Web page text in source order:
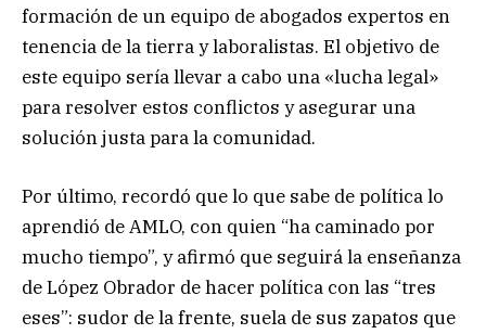
formación de un equipo de abogados expertos en
tenencia de la tierra y laboralistas. El objetivo de
este equipo sería llevar a cabo una «lucha legal»
para resolver estos conflictos y asegurar una
solución justa para la comunidad.
Por último, recordó que lo que sabe de política lo
aprendió de AMLO, con quien “ha caminado por
mucho tiempo”, y afirmó que seguirá la enseñanza
de López Obrador de hacer política con las “tres
eses”: sudor de la frente, suela de sus zapatos que